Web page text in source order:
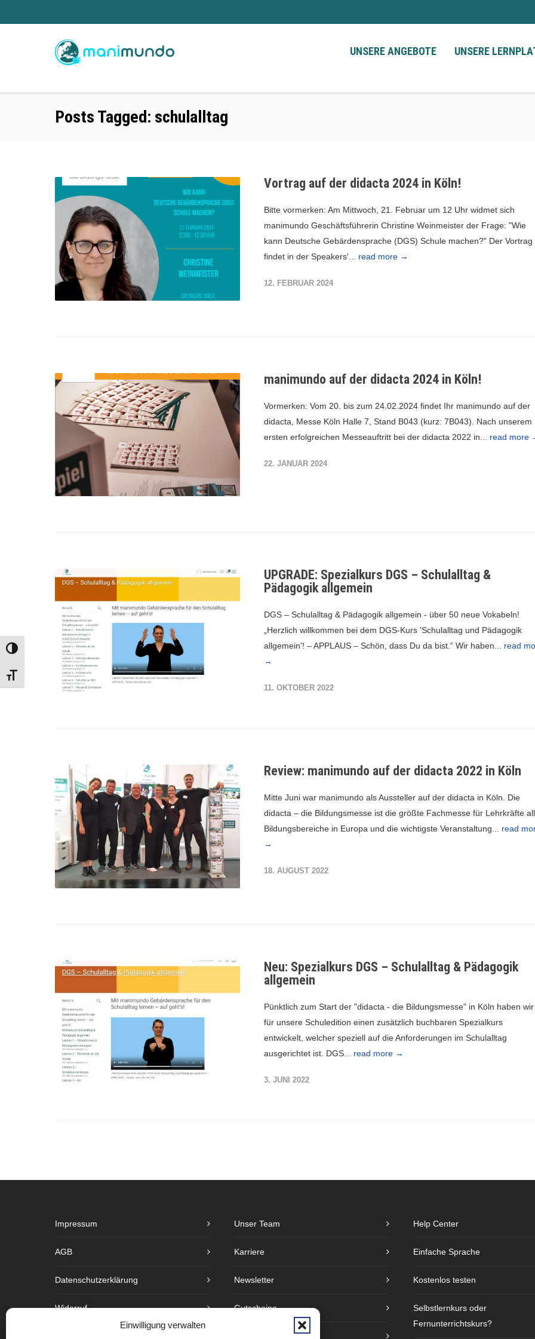
Einwilligung verwalten
UMSCHALTEN AUF HOHE KONTRASTE
SCHRIFT VERGRÖSSERN
UNSERE ANGEBOTE UNSERE
Posts Tagged: schulalltag
Vortrag auf der didacta 2024 in Köln!
Bitte vormerken: Am Mittwoch, 21. Februar um 12 Uhr widmet sich
manimundo Geschäftsführerin Christine Weinmeister der Frage: "Wie
kann Deutsche Gebärdensprache (DGS) Schule machen?" Der Vortrag
findet in der Speakers'... read more →
12. FEBRUAR 2024
manimundo auf der didacta 2024 in Köln!
Vormerken: Vom 20. bis zum 24.02.2024 findet Ihr manimundo auf der
didacta, Messe Köln Halle 7, Stand B043 (kurz: 7B043). Nach unserem
ersten erfolgreichen Messeauftritt bei der didacta 2022 in... read more
22. JANUAR 2024
UPGRADE: Spezialkurs DGS – Schulalltag &
Pädagogik allgemein
DGS – Schulalltag & Pädagogik allgemein - über 50 neue Vokabeln!
„Herzlich willkommen bei dem DGS-Kurs 'Schulalltag und Pädagogik
allgemein'! – APPLAUS – Schön, dass Du da bist.“ Wir haben... read
→
11. OKTOBER 2022
Review: manimundo auf der didacta 2022 in Köln
Mitte Juni war manimundo als Aussteller auf der didacta in Köln. Die
didacta – die Bildungsmesse ist die größte Fachmesse für Lehrkräfte
Bildungsbereiche in Europa und die wichtigste Veranstaltung... read
→
18. AUGUST 2022
Neu: Spezialkurs DGS – Schulalltag & Pädagogik
allgemein
Pünktlich zum Start der "didacta - die Bildungsmesse" in Köln haben wir
für unsere Schuledition einen zusätzlich buchbaren Spezialkurs
entwickelt, welcher speziell auf die Anforderungen im Schulalltag
ausgerichtet ist. DGS... read more →
3. JUNI 2022
Impressum
AGB
Datenschutzerklärung
Widerruf
Unser Team
Karriere
Newsletter
Gutscheine
Help Center
Einfache Sprache
Kostenlos testen
Selbstlernkurs oder
Fernunterrichtskurs?